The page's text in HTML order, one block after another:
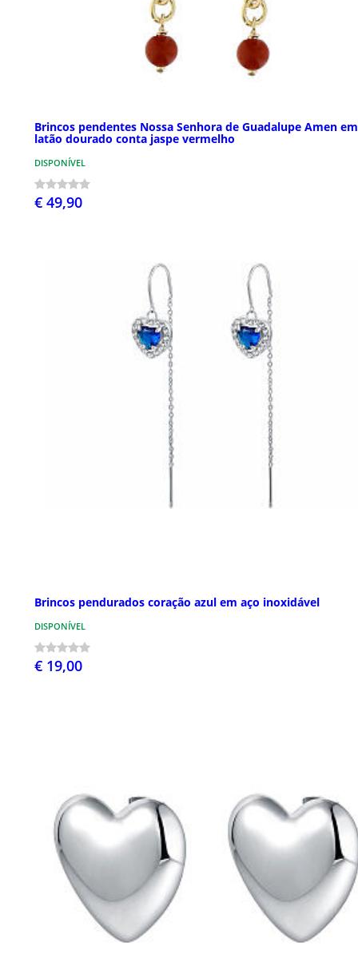
Brincos pendentes Nossa Senhora de Guadalupe Amen em
latão dourado conta jaspe vermelho
DISPONÍVEL
€ 49,90
Brincos pendurados coração azul em aço inoxidável
DISPONÍVEL
€ 19,00